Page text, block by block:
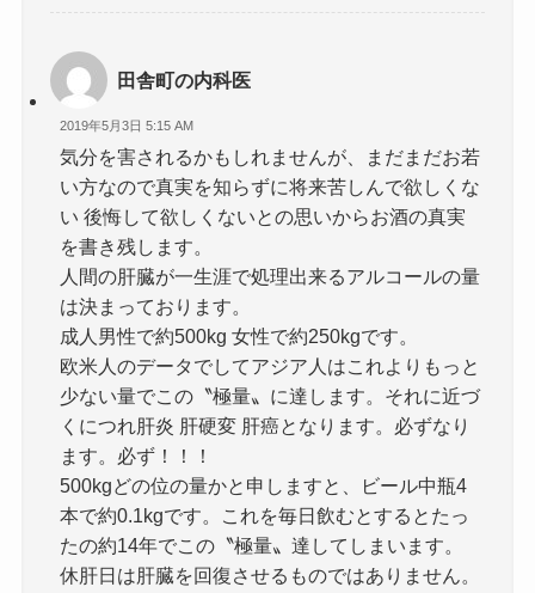
田舎町の内科医
2019年5月3日 5:15 AM
気分を害されるかもしれませんが、まだまだお若
い方なので真実を知らずに将来苦しんで欲しくな
い 後悔して欲しくないとの思いからお酒の真実
を書き残します。
人間の肝臓が一生涯で処理出来るアルコールの量
は決まっております。
成人男性で約500kg 女性で約250kgです。
欧米人のデータでしてアジア人はこれよりもっと
少ない量でこの〝極量〟に達します。それに近づ
くにつれ肝炎 肝硬変 肝癌となります。必ずなり
ます。必ず！！！
500kgどの位の量かと申しますと、ビール中瓶4
本で約0.1kgです。これを毎日飲むとするとたっ
たの約14年でこの〝極量〟達してしまいます。
休肝日は肝臓を回復させるものではありません。